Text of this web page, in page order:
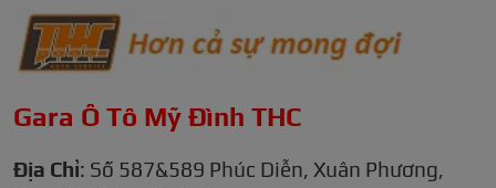
Gara Ô Tô Mỹ Đình THC
Địa Chỉ: Số 587&589 Phúc Diễn, Xuân Phương,